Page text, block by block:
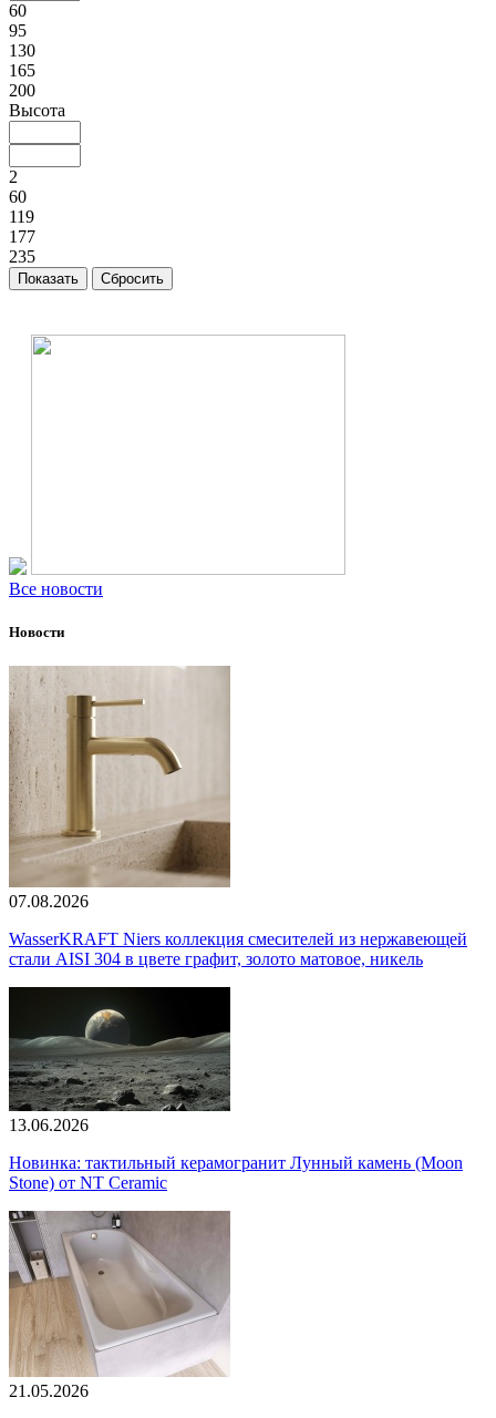
60
95
130
165
200
Высота
2
60
119
177
235
Все новости
Новости
07.08.2026
WasserKRAFT Niers коллекция смесителей из нержавеющей
стали AISI 304 в цвете графит, золото матовое, никель
13.06.2026
Новинка: тактильный керамогранит Лунный камень (Moon
Stone) от NT Ceramic
21.05.2026